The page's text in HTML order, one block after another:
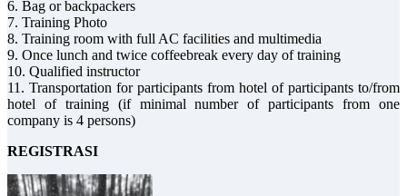
6. Bag or backpackers
7. Training Photo
8. Training room with full AC facilities and multimedia
9. Once lunch and twice coffeebreak every day of training
10. Qualified instructor
11. Transportation for participants from hotel of participants to/from
hotel of training (if minimal number of participants from one
company is 4 persons)
REGISTRASI